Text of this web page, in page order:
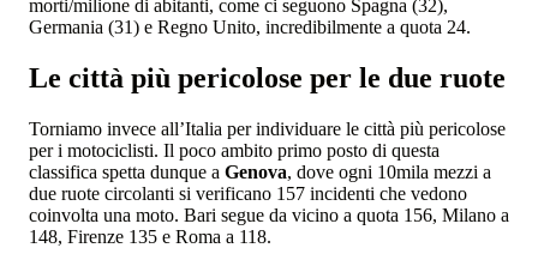
morti/milione di abitanti, come ci seguono Spagna (32),
Germania (31) e Regno Unito, incredibilmente a quota 24.
Le città più pericolose per le due ruote
Torniamo invece all’Italia per individuare le città più pericolose
per i motociclisti. Il poco ambito primo posto di questa
classifica spetta dunque a Genova, dove ogni 10mila mezzi a
due ruote circolanti si verificano 157 incidenti che vedono
coinvolta una moto. Bari segue da vicino a quota 156, Milano a
148, Firenze 135 e Roma a 118.